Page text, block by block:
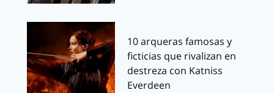
10 arqueras famosas y
ficticias que rivalizan en
destreza con Katniss
Everdeen